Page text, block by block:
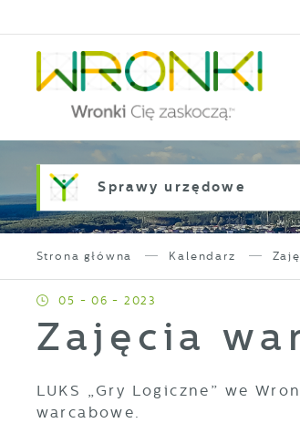
Sprawy urzędowe
Strona główna Kalendarz
05 - 06 - 2023
Zajęcia
LUKS „Gry Logiczne” we
warcabowe.